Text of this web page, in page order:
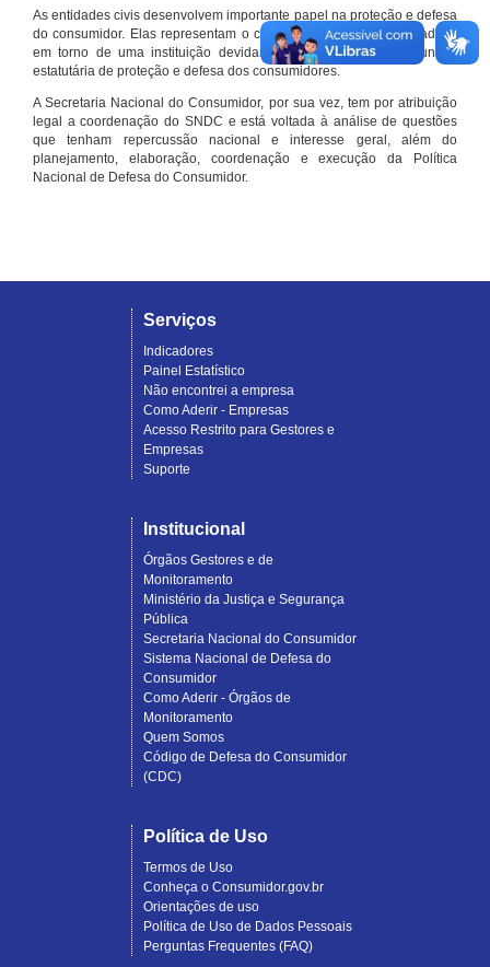
As entidades civis desenvolvem importante papel na proteção e defesa
do consumidor. Elas representam o conjunto organizado de cidadãos
em torno de uma instituição devidamente registrada e com função
estatutária de proteção e defesa dos consumidores.
A Secretaria Nacional do Consumidor, por sua vez, tem por atribuição
legal a coordenação do SNDC e está voltada à análise de questões
que tenham repercussão nacional e interesse geral, além do
planejamento, elaboração, coordenação e execução da Política
Nacional de Defesa do Consumidor.
Serviços
Indicadores
Painel Estatístico
Não encontrei a empresa
Como Aderir - Empresas
Acesso Restrito para Gestores e
Empresas
Suporte
Institucional
Órgãos Gestores e de
Monitoramento
Ministério da Justiça e Segurança
Pública
Secretaria Nacional do Consumidor
Sistema Nacional de Defesa do
Consumidor
Como Aderir - Órgãos de
Monitoramento
Quem Somos
Código de Defesa do Consumidor
(CDC)
Política de Uso
Termos de Uso
Conheça o Consumidor.gov.br
Orientações de uso
Política de Uso de Dados Pessoais
Perguntas Frequentes (FAQ)